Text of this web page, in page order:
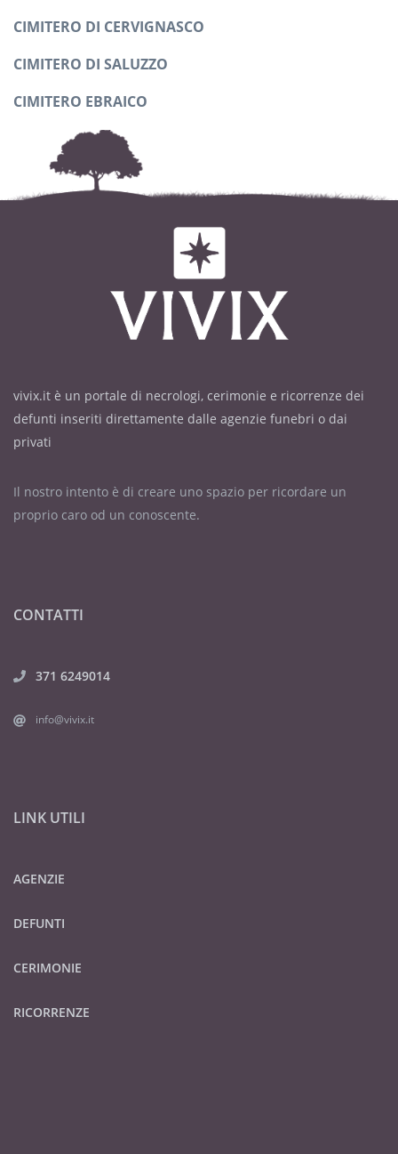
CIMITERO DI CERVIGNASCO
CIMITERO DI SALUZZO
CIMITERO EBRAICO
vivix.it è un portale di necrologi, cerimonie e ricorrenze dei
defunti inseriti direttamente dalle agenzie funebri o dai
privati
Il nostro intento è di creare uno spazio per ricordare un
proprio caro od un conoscente.
CONTATTI
371 6249014
info@vivix.it
LINK UTILI
AGENZIE
DEFUNTI
CERIMONIE
RICORRENZE